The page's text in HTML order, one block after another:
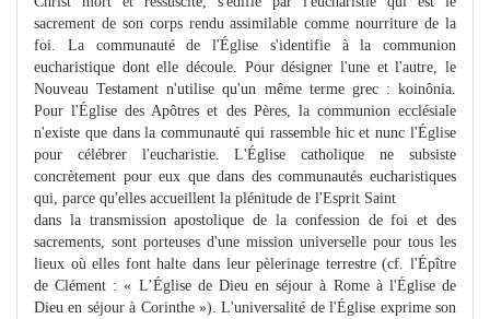
sacrement de son corps rendu assimilable comme nourriture de la
foi. La communauté de l'Église s'identifie à la communion
eucharistique dont elle découle. Pour désigner l'une et l'autre, le
Nouveau Testament n'utilise qu'un même terme grec : koinônia.
Pour l'Église des Apôtres et des Pères, la communion ecclésiale
n'existe que dans la communauté qui rassemble hic et nunc l'Église
pour célébrer l'eucharistie. L'Église catholique ne subsiste
concrètement pour eux que dans des communautés eucharistiques
qui, parce qu'elles accueillent la plénitude de l'Esprit Saint
dans la transmission apostolique de la confession de foi et des
sacrements, sont porteuses d'une mission universelle pour tous les
lieux où elles font halte dans leur pèlerinage terrestre (cf. l'Épître
de Clément : « L’Église de Dieu en séjour à Rome à l'Église de
Dieu en séjour à Corinthe »). L'universalité de l'Église exprime son